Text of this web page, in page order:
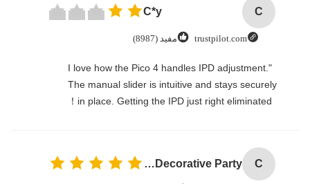
C
C*y
trustpilot.com مفيد (8987)
"I love how the Pico 4 handles IPD adjustment.
The manual slider is intuitive and stays securely
in place. Getting the IPD just right eliminated！
C
Custom Creative Goodie Christmas Kraft Paper Gift Bag with Your Own Logo for Xmas Decorative Party